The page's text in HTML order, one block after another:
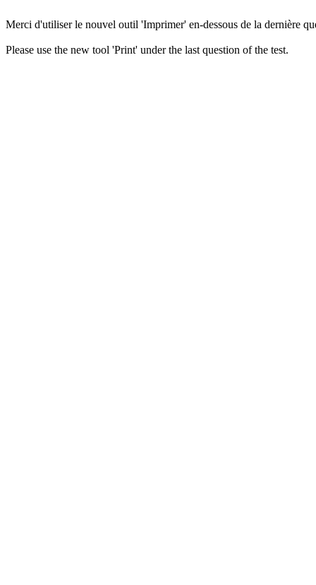
Merci d'utiliser le nouvel outil 'Imprimer' en-dessous de la dernière
Please use the new tool 'Print' under the last question of the test.